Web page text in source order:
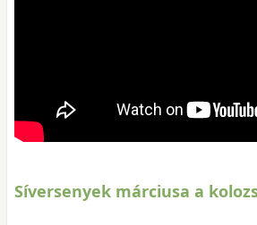
Síversenyek márciusa a